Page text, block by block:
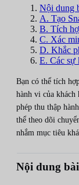
Nội dung
A. Tạo
B. Tích
C. Xác
D. Khắc
E. Các sự
Bạn có thể tích
hành vi của
phép thu thập
thể theo dõi
nhắm mục tiêu
Nội dung